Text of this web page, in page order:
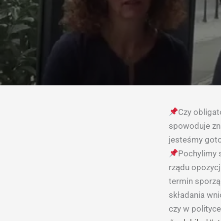
Czy
spowoduje
jesteśmy
Pochylimy
rządu
termin
składania
czy w